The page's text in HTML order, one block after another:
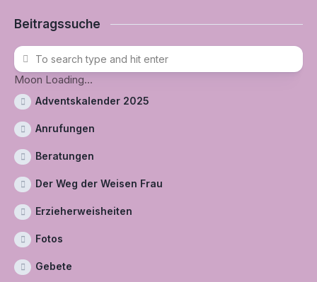
Beitragssuche
Moon Loading...
Adventskalender 2025
Anrufungen
Beratungen
Der Weg der Weisen Frau
Erzieherweisheiten
Fotos
Gebete